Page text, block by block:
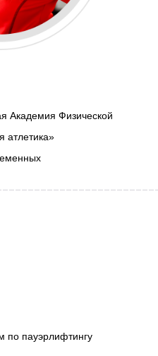
Академия Физической
атлетика»
по пауэрлифтингу